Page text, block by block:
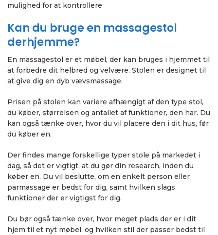
mulighed for at kontrollere
Kan du bruge en massagestol
derhjemme?
En massagestol er et møbel, der kan bruges i hjemmet til
at forbedre dit helbred og velvære. Stolen er designet til
at give dig en dyb vævsmassage.
Prisen på stolen kan variere afhængigt af den type stol,
du køber, størrelsen og antallet af funktioner, den har. Du
kan også tænke over, hvor du vil placere den i dit hus, før
du køber en.
Der findes mange forskellige typer stole på markedet i
dag, så det er vigtigt, at du gør din research, inden du
køber en. Du vil beslutte, om en enkelt person eller
parmassage er bedst for dig, samt hvilken slags
funktioner der er vigtigst for dig.
Du bør også tænke over, hvor meget plads der er i dit
hjem til et nyt møbel, og hvilken stil der passer bedst til